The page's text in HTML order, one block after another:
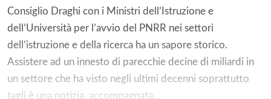
Consiglio Draghi con i Ministri dell’Istruzione e
dell’Università per l’avvio del PNRR nei settori
dell’istruzione e della ricerca ha un sapore storico.
Assistere ad un innesto di parecchie decine di miliardi in
un settore che ha visto negli ultimi decenni soprattutto
tagli è una notizia, accompagnata...